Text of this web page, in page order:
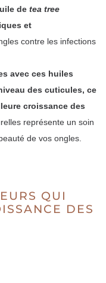
de tea tree
et
contre les infections
avec ces huiles
des cuticules, ce
croissance des
représente un soin
de vos ongles.
QUI
DES